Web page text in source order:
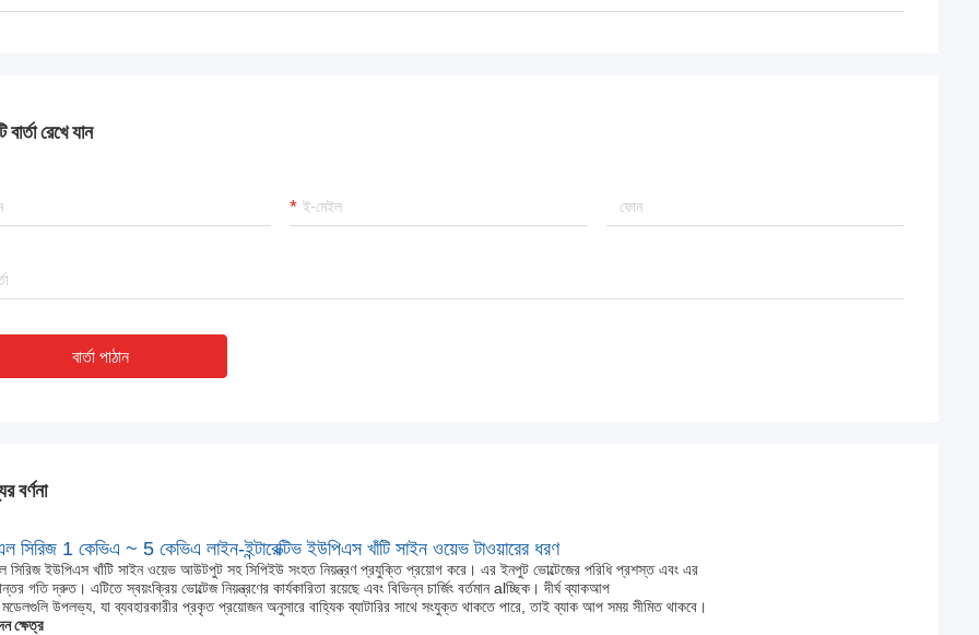
বার্তা রেখে যান
বার্তা পাঠান
বর্ণনা
সিরিজ 1 কেভিএ ~ 5 কেভিএ লাইন-ইন্টারেক্টিভ ইউপিএস খাঁটি সাইন ওয়েভ টাওয়ারের ধরণ
সিরিজ ইউপিএস খাঁটি সাইন ওয়েভ আউটপুট সহ সিপিইউ সংহত নিয়ন্ত্রণ প্রযুক্তি প্রয়োগ করে। এর ইনপুট ভোল্টেজের পরিধি প্রশস্ত এবং এর
গতি দ্রুত। এটিতে স্বয়ংক্রিয় ভোল্টেজ নিয়ন্ত্রণের কার্যকারিতা রয়েছে এবং বিভিন্ন চার্জিং বর্তমান alচ্ছিক। দীর্ঘ ব্যাকআপ
মডেলগুলি উপলভ্য, যা ব্যবহারকারীর প্রকৃত প্রয়োজন অনুসারে বাহ্যিক ব্যাটারির সাথে সংযুক্ত থাকতে পারে, তাই ব্যাক আপ সময় সীমিত থাকবে।
ক্ষেত্র